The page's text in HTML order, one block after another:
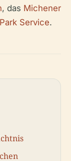
, das Michener
Service.